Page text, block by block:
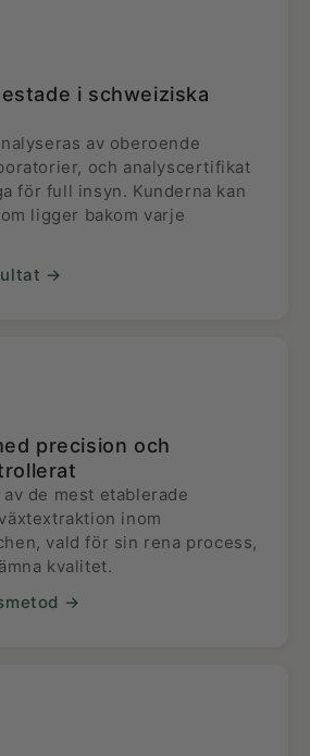
i schweiziska
av oberoende
och analyscertifikat
för full insyn. Kunderna kan
ligger bakom varje
→
precision och
de mest etablerade
inom
vald för sin rena process,
kvalitet.
→